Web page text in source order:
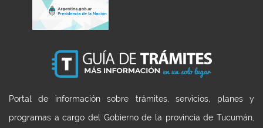
Portal de información sobre trámites, servicios, planes y
programas a cargo del Gobierno de la provincia de Tucumán,